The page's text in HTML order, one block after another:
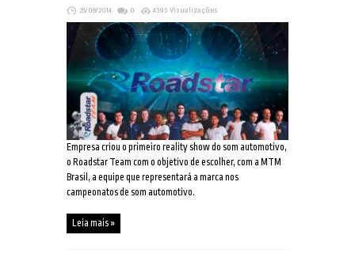
25/08/2014 0 4393 Visualizações
Empresa criou o primeiro reality show do som automotivo,
o Roadstar Team com o objetivo de escolher, com a MTM
Brasil, a equipe que representará a marca nos
campeonatos de som automotivo.
Leia mais »